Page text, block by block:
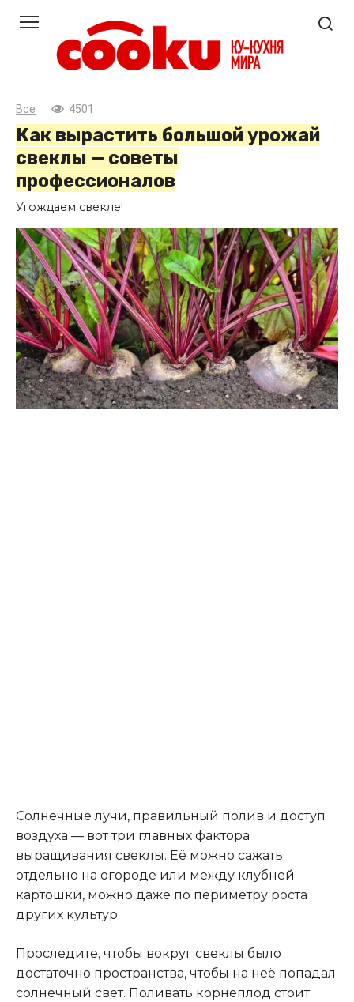
контенту
Все 4501
Как вырастить большой урожай
свеклы — советы
профессионалов
Угождаем свекле!
Солнечные лучи, правильный полив и доступ
воздуха — вот три главных фактора
выращивания свеклы. Её можно сажать
отдельно на огороде или между клубней
картошки, можно даже по периметру роста
других культур.
Проследите, чтобы вокруг свеклы было
достаточно пространства, чтобы на неё попадал
солнечный свет. Поливать корнеплод стоит